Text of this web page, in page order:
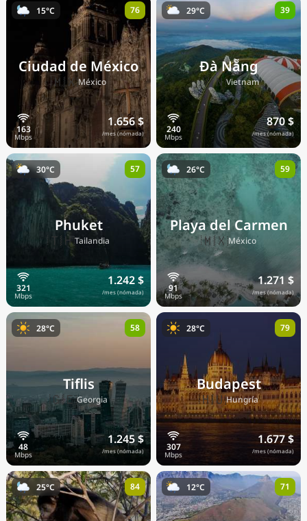
Ciudad de México
🇲🇽México
1.656 $
/mes (nómada)
15°C 76
Đà Nẵng
🇻🇳Vietnam
870 $
/mes (nómada)
29°C 39
Phuket
🇹🇭Tailandia
1.242 $
/mes (nómada)
30°C 57
Playa del Carmen
🇲🇽México
1.271 $
/mes (nómada)
26°C 59
Tiflis
🇬🇪Georgia
1.245 $
/mes (nómada)
28°C 58
Budapest
🇭🇺Hungría
1.677 $
/mes (nómada)
28°C 79
25°C 84 12°C 71
Precios actuales por país